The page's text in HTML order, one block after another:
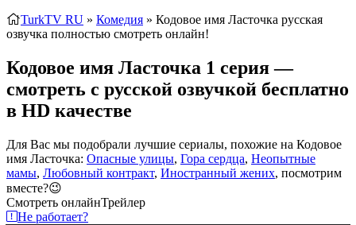
TurkTV RU » Комедия » Кодовое имя Ласточка русская
озвучка полностью смотреть онлайн!
Кодовое имя Ласточка 1 серия —
смотреть с русской озвучкой бесплатно
в HD качестве
Для Вас мы подобрали лучшие сериалы, похожие на Кодовое
имя Ласточка: Опасные улицы, Гора сердца, Неопытные
мамы, Любовный контракт, Иностранный жених, посмотрим
вместе?😉
Смотреть онлайнТрейлер
Не работает?